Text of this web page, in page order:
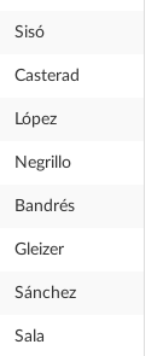
Sisó
Casterad
López
Negrillo
Bandrés
Gleizer
Sánchez
Sala